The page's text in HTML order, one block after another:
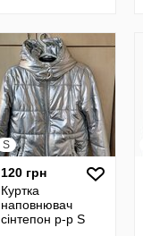
S
120 грн
Куртка
наповнювач
сінтепон р-р S